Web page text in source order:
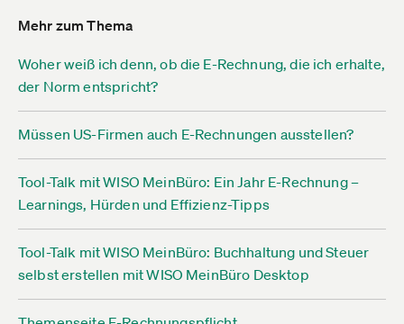
Mehr zum Thema
Woher weiß ich denn, ob die E-Rechnung, die ich erhalte,
der Norm entspricht?
Müssen US-Firmen auch E-Rechnungen ausstellen?
Tool-Talk mit WISO MeinBüro: Ein Jahr E-Rechnung –
Learnings, Hürden und Effizienz-Tipps
Tool-Talk mit WISO MeinBüro: Buchhaltung und Steuer
selbst erstellen mit WISO MeinBüro Desktop